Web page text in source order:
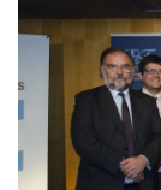
o
n